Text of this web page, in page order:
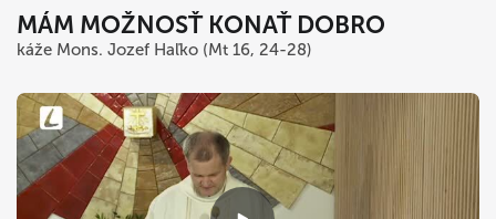
MÁM MOŽNOSŤ KONAŤ DOBRO
káže Mons. Jozef Haľko (Mt 16, 24-28)